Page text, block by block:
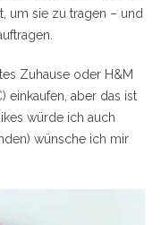
um sie zu tragen – und
Zuhause oder H&M
einkaufen, aber das ist
würde ich auch
wünsche ich mir